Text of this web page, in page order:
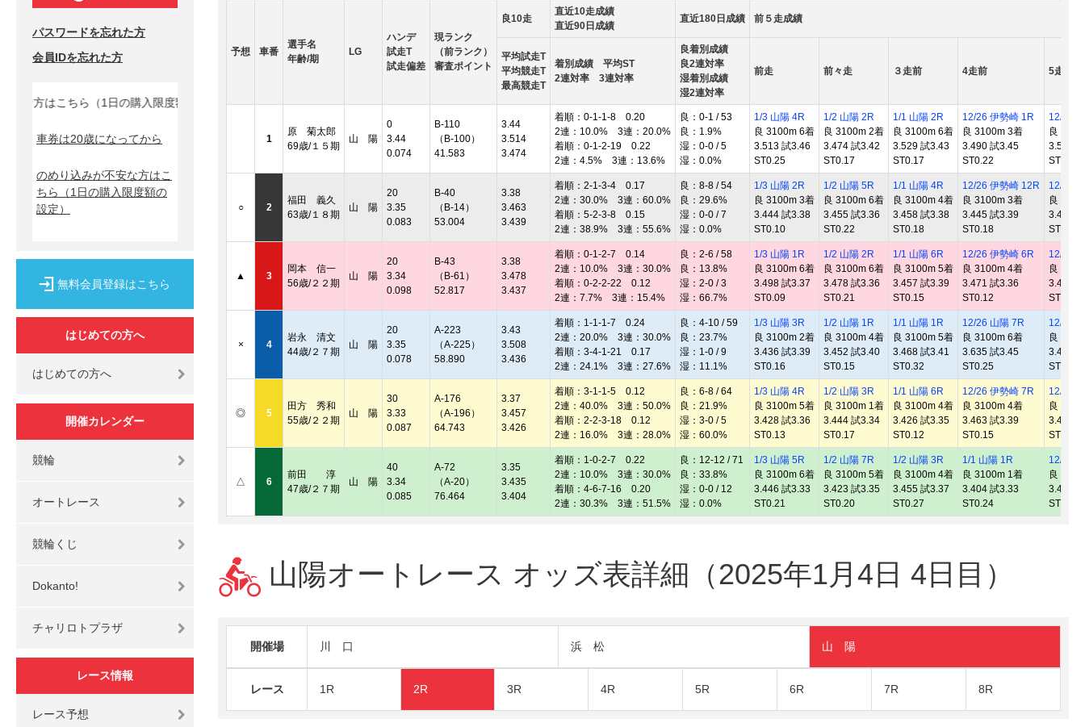
パスワードを忘れた方
会員IDを忘れた方
はこちら（1日の購入限度額の設定）↓
車券は20歳になってから
のめり込みが不安な方はこ
ちら
（1日の購入限度額の
設定）
無料会員登録はこちら
はじめての方へ
はじめての方へ
開催カレンダー
競輪
オートレース
競輪くじ
Dokanto!
チャリロトプラザ
レース情報
レース予想
予想 車番
選手名
年齢/期
LG
ハンデ
試走T
試走偏差
現ランク
（前ランク）
審査ポイント
良10走
直近10走成績
直近90日成績
直近180日成績 前５走成績
平均試走T
平均競走T
最高競走T
着別成績 平均ST
2連対率 3連対率
良着別成績
良2連対率
湿着別成績
湿2連対率
前走 前々走 ３走前 4走前 5走前
1
原 菊太郎
69歳/１５期
山 陽
0
3.44
0.074
B-110
（B-100）
41.583
3.44
3.514
3.474
着順：0-1-1-8 0.20
2連：10.0% 3連：20.0%
着順：0-1-2-19 0.22
2連：4.5% 3連：13.6%
良：0-1 / 53
良：1.9%
湿：0-0 / 5
湿：0.0%
1/3 山陽 4R
良 3100m 6着
3.513 試3.46
ST0.25
1/2 山陽 2R
良 3100m 2着
3.474 試3.42
ST0.17
1/1 山陽 2R
良 3100m 6着
3.529 試3.43
ST0.17
12/26 伊勢崎 1R
良 3100m 3着
3.490 試3.45
ST0.22
12/25
良
3.526
ST0.26
○ 2
福田 義久
63歳/１８期
山 陽
20
3.35
0.083
B-40
（B-14）
53.004
3.38
3.463
3.439
着順：2-1-3-4 0.17
2連：30.0% 3連：60.0%
着順：5-2-3-8 0.15
2連：38.9% 3連：55.6%
良：8-8 / 54
良：29.6%
湿：0-0 / 7
湿：0.0%
1/3 山陽 2R
良 3100m 3着
3.444 試3.38
ST0.10
1/2 山陽 5R
良 3100m 6着
3.455 試3.36
ST0.22
1/1 山陽 4R
良 3100m 4着
3.458 試3.38
ST0.18
12/26 伊勢崎 12R
良 3100m 3着
3.445 試3.39
ST0.18
12/25
良
3.439
ST0.14
▲ 3
岡本 信一
56歳/２２期
山 陽
20
3.34
0.098
B-43
（B-61）
52.817
3.38
3.478
3.437
着順：0-1-2-7 0.14
2連：10.0% 3連：30.0%
着順：0-2-2-22 0.12
2連：7.7% 3連：15.4%
良：2-6 / 58
良：13.8%
湿：2-0 / 3
湿：66.7%
1/3 山陽 1R
良 3100m 6着
3.498 試3.37
ST0.09
1/2 山陽 2R
良 3100m 6着
3.478 試3.36
ST0.21
1/1 山陽 6R
良 3100m 5着
3.457 試3.39
ST0.15
12/26 伊勢崎 6R
良 3100m 4着
3.471 試3.36
ST0.12
12/25
良
3.478
ST0.07
× 4
岩永 清文
44歳/２７期
山 陽
20
3.35
0.078
A-223
（A-225）
58.890
3.43
3.508
3.436
着順：1-1-1-7 0.24
2連：20.0% 3連：30.0%
着順：3-4-1-21 0.17
2連：24.1% 3連：27.6%
良：4-10 / 59
良：23.7%
湿：1-0 / 9
湿：11.1%
1/3 山陽 3R
良 3100m 2着
3.436 試3.39
ST0.16
1/2 山陽 1R
良 3100m 4着
3.452 試3.40
ST0.15
1/1 山陽 1R
良 3100m 5着
3.468 試3.41
ST0.32
12/26 山陽 7R
良 3100m 6着
3.635 試3.45
ST0.25
12/26
良
3.498
ST0.24
◎ 5
田方 秀和
55歳/２２期
山 陽
30
3.33
0.087
A-176
（A-196）
64.743
3.37
3.457
3.426
着順：3-1-1-5 0.12
2連：40.0% 3連：50.0%
着順：2-2-3-18 0.12
2連：16.0% 3連：28.0%
良：6-8 / 64
良：21.9%
湿：3-0 / 5
湿：60.0%
1/3 山陽 4R
良 3100m 5着
3.428 試3.36
ST0.13
1/2 山陽 3R
良 3100m 1着
3.444 試3.34
ST0.17
1/1 山陽 6R
良 3100m 4着
3.426 試3.35
ST0.12
12/26 伊勢崎 7R
良 3100m 4着
3.463 試3.39
ST0.15
12/25
良
3.452
ST0.09
△ 6
前田 淳
47歳/２７期
山 陽
40
3.34
0.085
A-72
（A-20）
76.464
3.35
3.435
3.404
着順：1-0-2-7 0.22
2連：10.0% 3連：30.0%
着順：4-6-7-16 0.20
2連：30.3% 3連：51.5%
良：12-12 / 71
良：33.8%
湿：0-0 / 12
湿：0.0%
1/3 山陽 5R
良 3100m 6着
3.446 試3.33
ST0.21
1/2 山陽 7R
良 3100m 5着
3.423 試3.35
ST0.20
1/2 山陽 3R
良 3100m 4着
3.455 試3.37
ST0.27
1/1 山陽 1R
良 3100m 1着
3.404 試3.33
ST0.24
12/26
良
3.442
ST0.19
山陽オートレース オッズ表詳細（2025年1月4日 4日目）
開催場 川 口 浜 松 山 陽
レース 1R 2R 3R 4R 5R 6R 7R 8R